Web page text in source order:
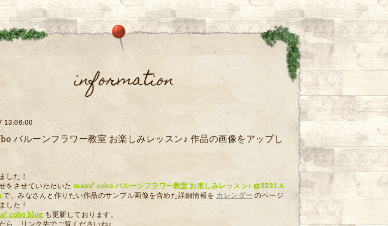
information
13:06:00
バルーンフラワー教室 お楽しみレッスン♪ 作品の画像をアップし
した！
をさせていただいた mano* cobo バルーンフラワー教室 お楽しみレッスン♪ @3331 A
で、みなさんと作りたい作品のサンプル画像を含めた詳細情報を カレンダー のページ
した！
cobo blogも更新しております。
ら、リンク先でご覧くださいね♪